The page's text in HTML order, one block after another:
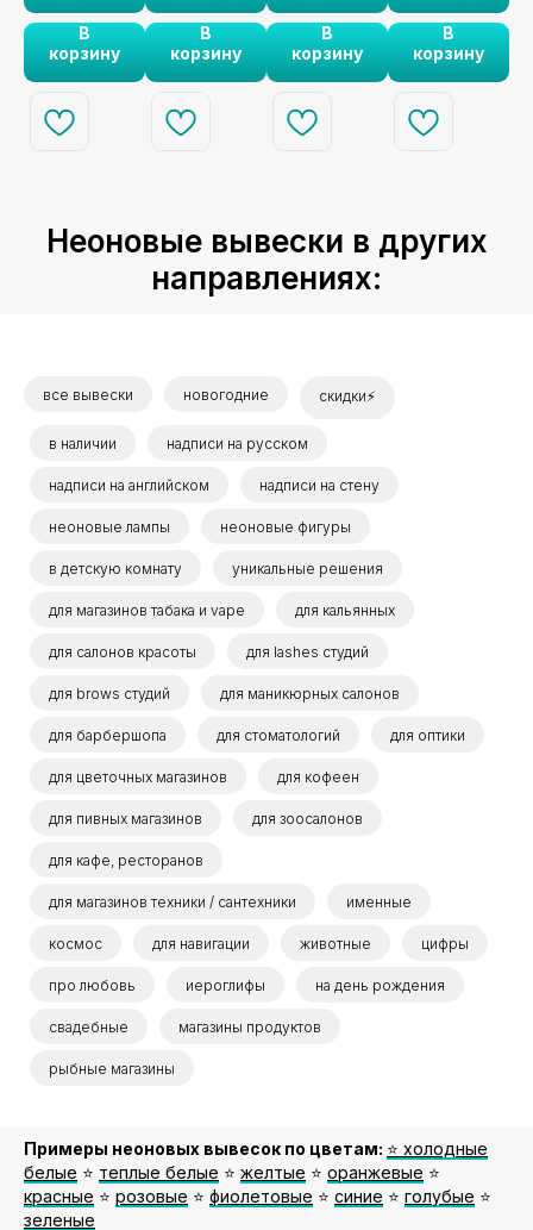
ваш праздник и
создаст
праздничное
В
корзину
объемны
м
шрифтом
исполнении
сделает ваш
праздник
В
корзину
для любого
праздника.
В
корзину
В
корзину
Неоновые вывески в других
направлениях:
все вывески новогодние скидки⚡
в наличии надписи на русском
надписи на английском надписи на стену
неоновые лампы неоновые фигуры
в детскую комнату уникальные решения
для магазинов табака и vape для кальянных
для салонов красоты для lashes студий
для brows студий для маникюрных салонов
для барбершопа для стоматологий для оптики
для цветочных магазинов для кофеен
для пивных магазинов для зоосалонов
для кафе, ресторанов
для магазинов техники / сантехники именные
космос для навигации животные цифры
про любовь иероглифы на день рождения
свадебные магазины продуктов
рыбные магазины
Примеры неоновых вывесок по цветам: ⭐️ холодные
белые ⭐️ теплые белые ⭐️ желтые ⭐️ оранжевые ⭐️
красные ⭐️ розовые ⭐️ фиолетовые ⭐️ синие ⭐️ голубые ⭐️
зеленые